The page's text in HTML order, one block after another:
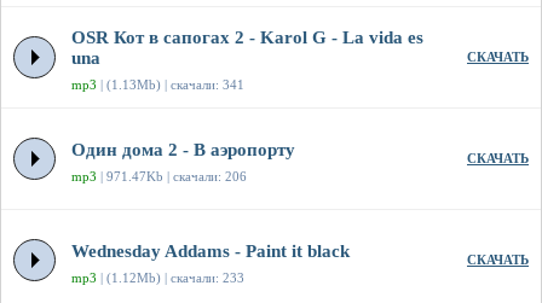
OSR Кот в сапогах 2 - Karol G - La vida es
una
mp3 | (1.13Mb) | скачали: 341
СКАЧАТЬ
Один дома 2 - В аэропорту
mp3 | 971.47Kb | скачали: 206
СКАЧАТЬ
Wednesday Addams - Paint it black
mp3 | (1.12Mb) | скачали: 233
СКАЧАТЬ